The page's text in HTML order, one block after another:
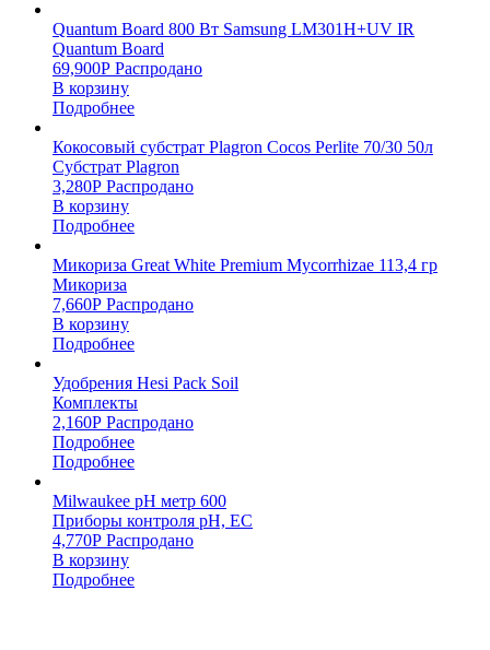
Quantum Board 800 Вт Samsung LM301H+UV IR
Quantum Board
69,900Р Распродано
В корзину
Подробнее
Кокосовый субстрат Plagron Cocos Perlite 70/30 50л
Субстрат Plagron
3,280Р Распродано
В корзину
Подробнее
Микориза Great White Premium Mycorrhizae 113,4 гр
Микориза
7,660Р Распродано
В корзину
Подробнее
Удобрения Hesi Pack Soil
Комплекты
2,160Р Распродано
Подробнее
Подробнее
Milwaukee pH метр 600
Приборы контроля pH, EC
4,770Р Распродано
В корзину
Подробнее